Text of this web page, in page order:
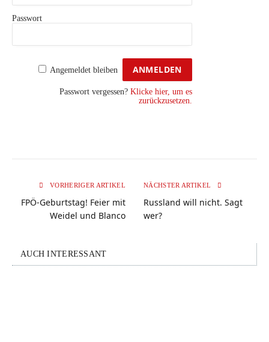
Passwort
Angemeldet bleiben
Passwort vergessen? Klicke hier, um es
zurückzusetzen.
VORHERIGER ARTIKEL
FPÖ-Geburtstag! Feier mit
Weidel und Blanco
NÄCHSTER ARTIKEL
Russland will nicht. Sagt
wer?
AUCH INTERESSANT